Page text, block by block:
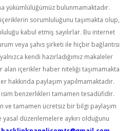
yükümlülüğümüz bulunmamaktadır.
sorumluluğunu taşımakta olup,
kabul etmiş sayılırlar. Bu internet
veya şahıs şirketi ile hiçbir bağlantısı
kendi hazırladığımız makaleler
alan içerikler haber niteliği taşımamakta
hakkında paylaşım yapılmamaktadır.
benzerlikleri tamamen tesadüfidir.
ve tamamen ücretsiz bir bilgi paylaşım
düzenlemelere aykırı olduğunu